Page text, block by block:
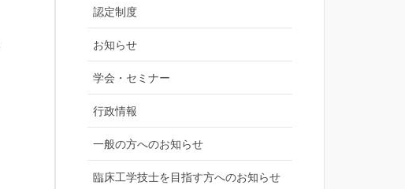
認定制度
お知らせ
学会・セミナー
行政情報
一般の方へのお知らせ
臨床工学技士を目指す方へのお知らせ